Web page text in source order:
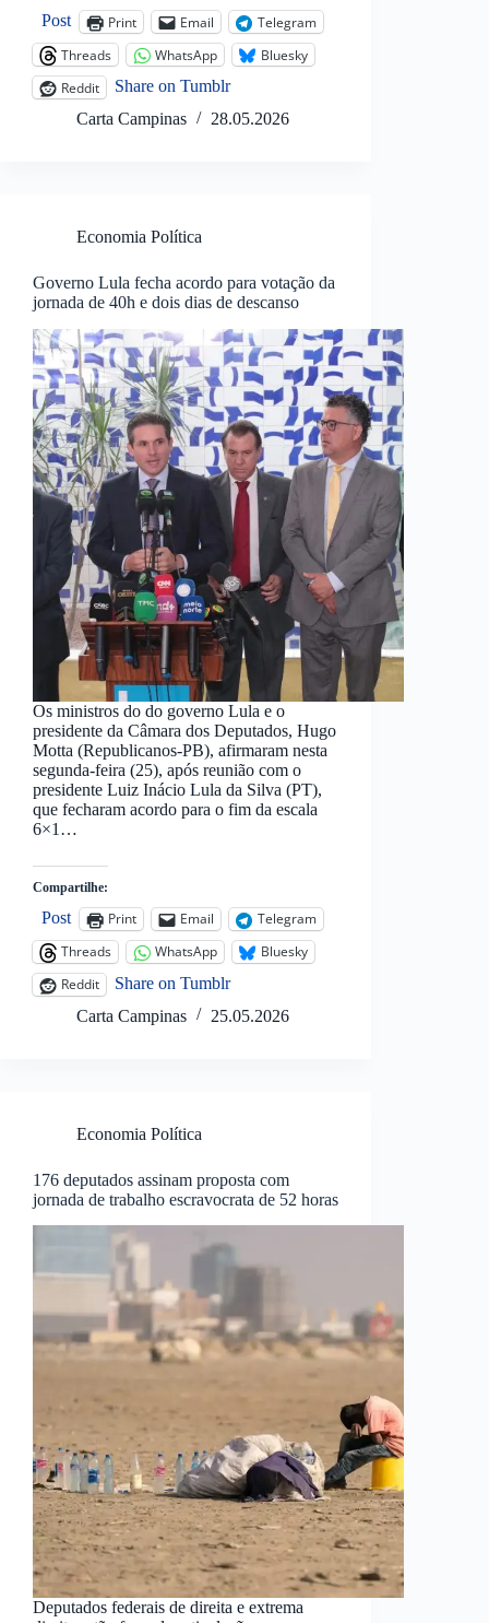
Post Print Email
Telegram
Threads
WhatsApp
Bluesky
Reddit
Share on Tumblr
Carta Campinas
28.05.2026
Economia Política
Governo Lula fecha acordo para votação da
jornada de 40h e dois dias de descanso
Os ministros do do governo Lula e o
presidente da Câmara dos Deputados, Hugo
Motta (Republicanos-PB), afirmaram nesta
segunda-feira (25), após reunião com o
presidente Luiz Inácio Lula da Silva (PT),
que fecharam acordo para o fim da escala
6×1…
Compartilhe:
Post Print Email
Telegram
Threads
WhatsApp
Bluesky
Reddit
Share on Tumblr
Carta Campinas
25.05.2026
Economia Política
176 deputados assinam proposta com
jornada de trabalho escravocrata de 52 horas
Deputados federais de direita e extrema